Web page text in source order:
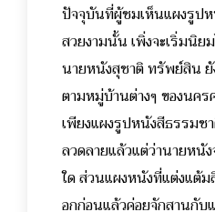
ปัจจุบันที่ผู้ชมเห็นแผงรูป
สวยงามนั้น เพิ่งจะเริ่มนิ
นายหนังสุชาติ ทรัพย์สิน ยั
ตามหมู่บ้านต่างๆ ของนค
เพียงแผงรูปหนังสีธรรมช
ลวดลายแล้วแต่ว่านายหนั
ใด ส่วนแผงหนังที่แต่งแต้
อกก่อนแล้วค่อยจักสานกั